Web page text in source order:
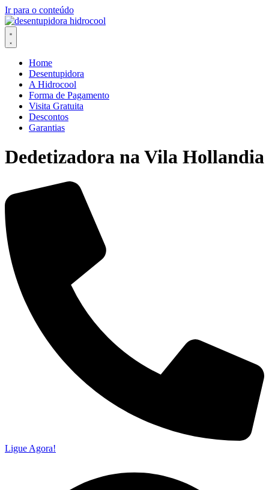
Ir para o conteúdo
Home
Desentupidora
A Hidrocool
Forma de Pagamento
Visita Gratuita
Descontos
Garantias
Dedetizadora na Vila Hollandia
Ligue Agora!